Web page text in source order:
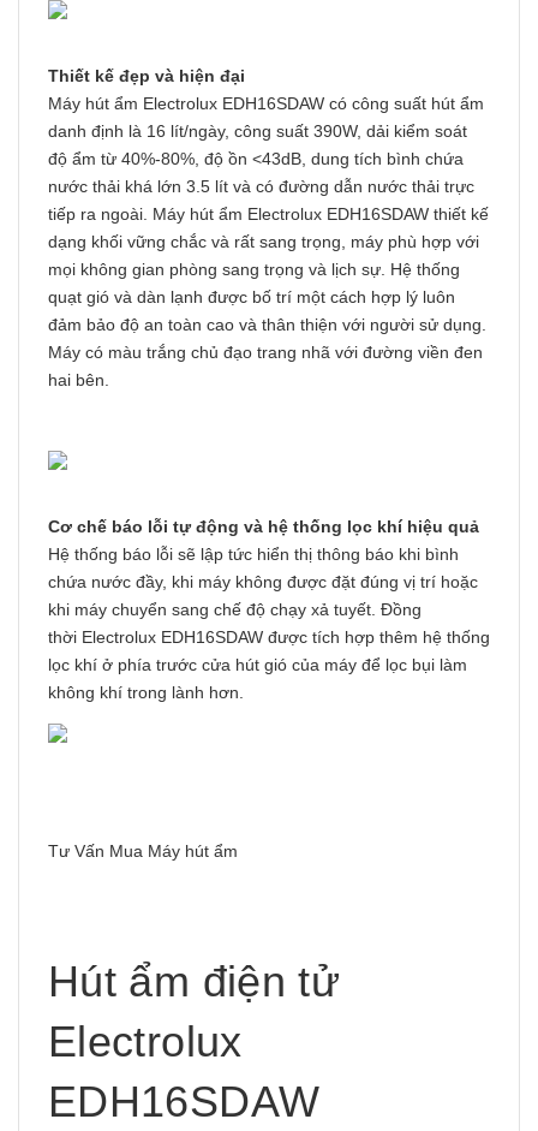
Thiết kế đẹp và hiện đại
Máy hút ẩm Electrolux EDH16SDAW có công suất hút ẩm
danh định là 16 lít/ngày, công suất 390W, dải kiểm soát
độ ẩm từ 40%-80%, độ ồn <43dB, dung tích bình chứa
nước thải khá lớn 3.5 lít và có đường dẫn nước thải trực
tiếp ra ngoài. Máy hút ẩm Electrolux EDH16SDAW thiết kế
dạng khối vững chắc và rất sang trọng, máy phù hợp với
mọi không gian phòng sang trọng và lịch sự. Hệ thống
quạt gió và dàn lạnh được bố trí một cách hợp lý luôn
đảm bảo độ an toàn cao và thân thiện với người sử dụng.
Máy có màu trắng chủ đạo trang nhã với đường viền đen
hai bên.
Cơ chế báo lỗi tự động và hệ thống lọc khí hiệu quả
Hệ thống báo lỗi sẽ lập tức hiển thị thông báo khi bình
chứa nước đầy, khi máy không được đặt đúng vị trí hoặc
khi máy chuyển sang chế độ chạy xả tuyết. Đồng
thời Electrolux EDH16SDAW được tích hợp thêm hệ thống
lọc khí ở phía trước cửa hút gió của máy để lọc bụi làm
không khí trong lành hơn.
Tư Vấn Mua Máy hút ẩm
Hút ẩm điện tử
Electrolux
EDH16SDAW